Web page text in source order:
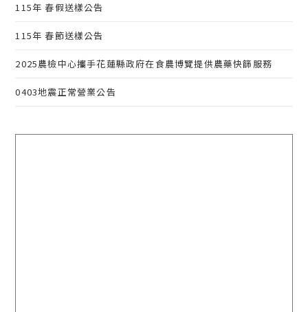
115年 春假送樣公告
115年 春節送樣公告
2025農檢中心攜手花蓮縣政府在食農博覽提供農藥快篩服務
0403地震正常營業公告